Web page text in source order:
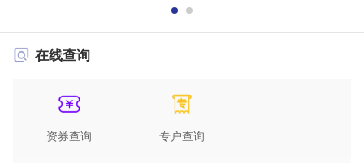
在线查询
资券查询 专户查询